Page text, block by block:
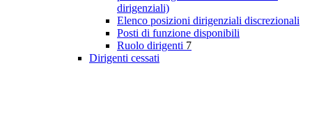
dirigenziali)
Elenco posizioni dirigenziali discrezionali
Posti di funzione disponibili
Ruolo dirigenti 7
Dirigenti cessati